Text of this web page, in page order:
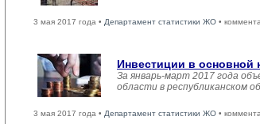
3 мая 2017 года • Департамент статистики ЖО •
Инвестиции в основной
За январь-март 2017 года
области в республиканском
3 мая 2017 года • Департамент статистики ЖО •